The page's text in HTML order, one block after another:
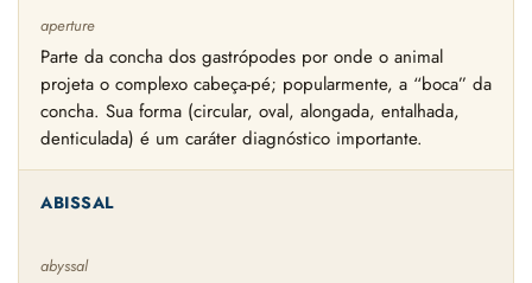
aperture
Parte da concha dos gastrópodes por onde o animal
projeta o complexo cabeça-pé; popularmente, a “boca” da
concha. Sua forma (circular, oval, alongada, entalhada,
denticulada) é um caráter diagnóstico importante.
ABISSAL
abyssal